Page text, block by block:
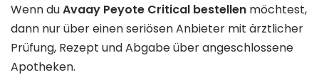
Wenn duAvaay Peyote Critical bestellen möchtest,
dann nur über einen seriösen Anbieter mit ärztlicher
Prüfung, Rezept und Abgabe über angeschlossene
Apotheken.